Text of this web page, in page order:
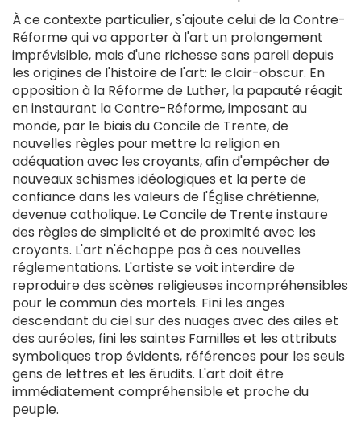
À ce contexte particulier, s'ajoute celui de la Contre-
Réforme qui va apporter à l'art un prolongement
imprévisible, mais d'une richesse sans pareil depuis
les origines de l'histoire de l'art: le clair-obscur. En
opposition à la Réforme de Luther, la papauté réagit
en instaurant la Contre-Réforme, imposant au
monde, par le biais du Concile de Trente, de
nouvelles règles pour mettre la religion en
adéquation avec les croyants, afin d'empêcher de
nouveaux schismes idéologiques et la perte de
confiance dans les valeurs de l'Église chrétienne,
devenue catholique. Le Concile de Trente instaure
des règles de simplicité et de proximité avec les
croyants. L'art n'échappe pas à ces nouvelles
réglementations. L'artiste se voit interdire de
reproduire des scènes religieuses incompréhensibles
pour le commun des mortels. Fini les anges
descendant du ciel sur des nuages avec des ailes et
des auréoles, fini les saintes Familles et les attributs
symboliques trop évidents, références pour les seuls
gens de lettres et les érudits. L'art doit être
immédiatement compréhensible et proche du
peuple.